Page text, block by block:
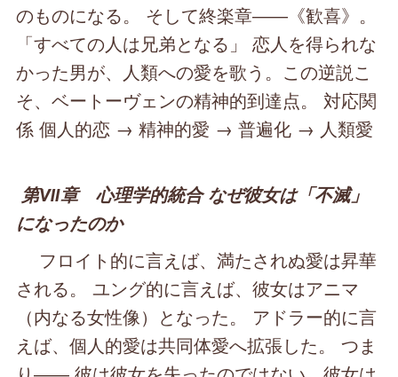
のものになる。 そして終楽章――《歓喜》。
「すべての人は兄弟となる」 恋人を得られな
かった男が、人類への愛を歌う。この逆説こ
そ、ベートーヴェンの精神的到達点。 対応関
係 個人的恋 → 精神的愛 → 普遍化 → 人類愛
第Ⅶ章 心理学的統合 なぜ彼女は「不滅」
になったのか
フロイト的に言えば、満たされぬ愛は昇華
される。 ユング的に言えば、彼女はアニマ
（内なる女性像）となった。 アドラー的に言
えば、個人的愛は共同体愛へ拡張した。 つま